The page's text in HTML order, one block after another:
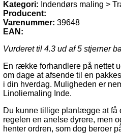
Kategori: Indendørs maling >
Producent:
Varenummer: 39648
EAN:
Vurderet til 4.3 ud af 5 stjerner
En række forhandlere på nettet
om dage at afsende til en
i din hverdag. Muligheden er
Linoliemaling Inde.
Du kunne tillige planlægge at få
regelen en anelse dyrere, men
henter ordren, som dog beroer